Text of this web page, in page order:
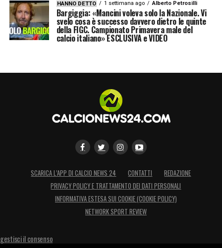
HANNO DETTO 1 settimana ago Alberto Petrosilli
Bargiggia: «Mancini voleva solo la Nazionale. Vi
svelo cosa è successo davvero dietro le quinte
della FIGC. Campionato Primavera male del
calcio italiano» ESCLUSIVA e VIDEO
SCARICA L’APP DI CALCIO NEWS 24 CONTATTI
REDAZIONE
PRIVACY POLICY E TRATTAMENTO DEI DATI PERSONALI
INFORMATIVA ESTESA SUI COOKIE (COOKIE POLICY)
NETWORK SPORT REVIEW
gestisci il consenso